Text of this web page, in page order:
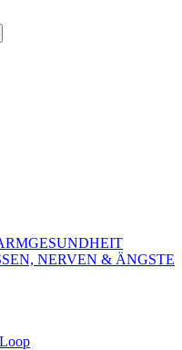
NERVEN & ÄNGSTE